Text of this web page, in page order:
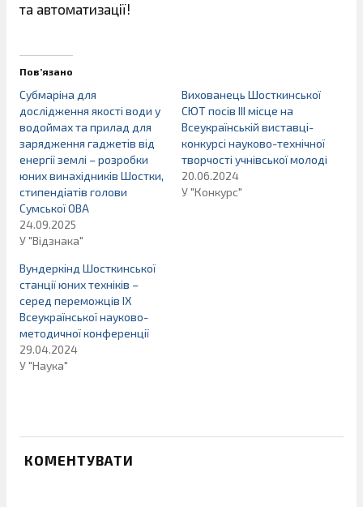
та автоматизації!
Пов’язано
Субмаріна для
дослідження якості води у
водоймах та прилад для
зарядження гаджетів від
енергії землі – розробки
юних винахідників Шостки,
стипендіатів голови
Сумської ОВА
24.09.2025
У "Відзнака"
Вихованець Шосткинської
СЮТ посів ІІІ місце на
Всеукраїнській виставці-
конкурсі науково-технічної
творчості учнівської молоді
20.06.2024
У "Конкурс"
Вундеркінд Шосткинської
станції юних техніків –
серед переможців ІХ
Всеукраїнської науково-
методичної конференції
29.04.2024
У "Наука"
КОМЕНТУВАТИ